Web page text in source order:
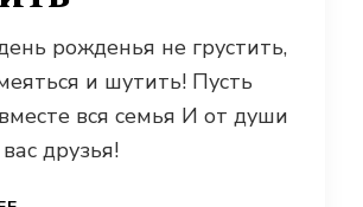
рожденья не грустить,
и шутить! Пусть
вся семья И от души
друзья!